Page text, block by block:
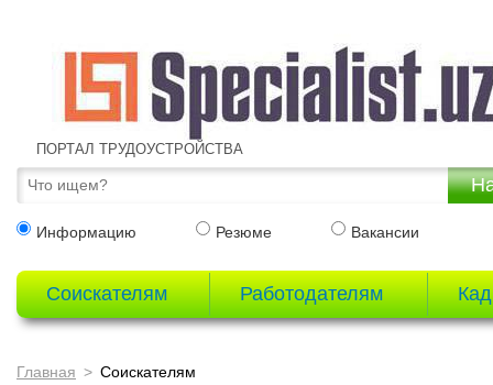
ПОРТАЛ ТРУДОУСТРОЙСТВА
Информацию Резюме Вакансии
Соискателям Работодателям
Главная Соискателям